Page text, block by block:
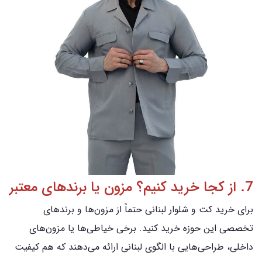
7. از کجا خرید کنیم؟ مزون یا برندهای معتبر
برای خرید کت و شلوار لبنانی حتماً از مزون‌ها و برندهای
تخصصی این حوزه خرید کنید. برخی خیاطی‌ها یا مزون‌های
داخلی، طراحی‌هایی با الگوی لبنانی ارائه می‌دهند که هم کیفیت